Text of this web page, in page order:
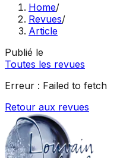
Home/
Revues/
Article
Publié le
Toutes les revues
Erreur : Failed to fetch
Retour aux revues